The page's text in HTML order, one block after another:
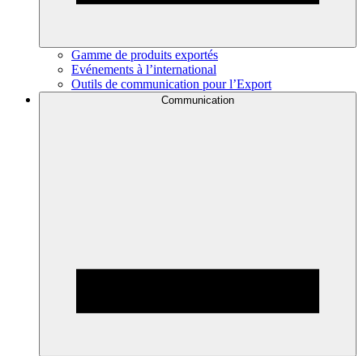
Gamme de produits exportés
Evénements à l’international
Outils de communication pour l’Export
Communication